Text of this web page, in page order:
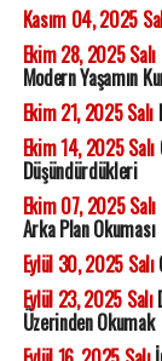
Kasım 04, 2025
Ekim 28, 2025 Salı
Modern Yaşamın
Ekim 21, 2025 Salı
Ekim 14, 2025 Salı
Düşündürdükleri
Ekim 07, 2025 Salı
Arka Plan Okuması
Eylül 30, 2025 Salı
Eylül 23, 2025 Salı
Üzerinden Okumak